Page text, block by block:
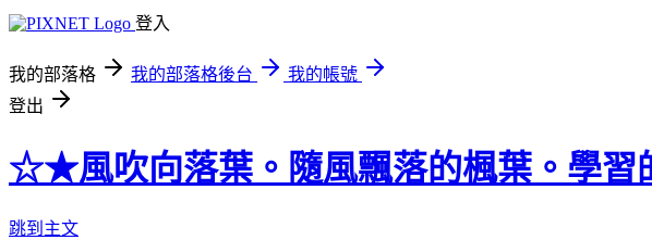
登入
我的部落格 我的部落格後台
我的帳號
登出
☆★風吹向落葉。隨風飄落的楓葉。學
跳到主文